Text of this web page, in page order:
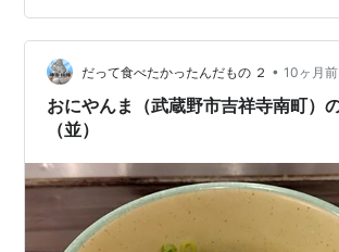
だって食べたかったんだもの ２ • 10ヶ月前
おにやんま（武蔵野市吉祥寺南町）
（並）